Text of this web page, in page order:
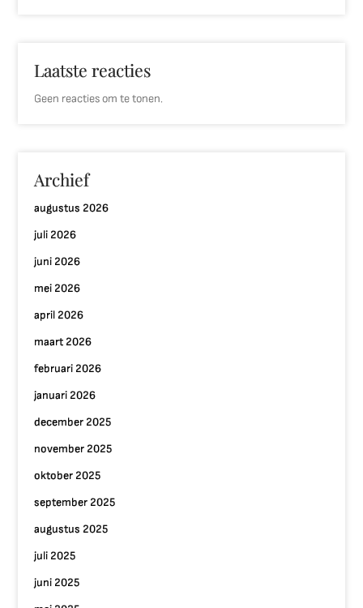
Laatste reacties
Geen reacties om te tonen.
Archief
augustus 2026
juli 2026
juni 2026
mei 2026
april 2026
maart 2026
februari 2026
januari 2026
december 2025
november 2025
oktober 2025
september 2025
augustus 2025
juli 2025
juni 2025